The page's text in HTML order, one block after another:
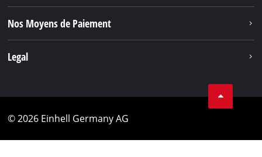
Nos Moyens de Paiement
Legal
© 2026 Einhell Germany AG